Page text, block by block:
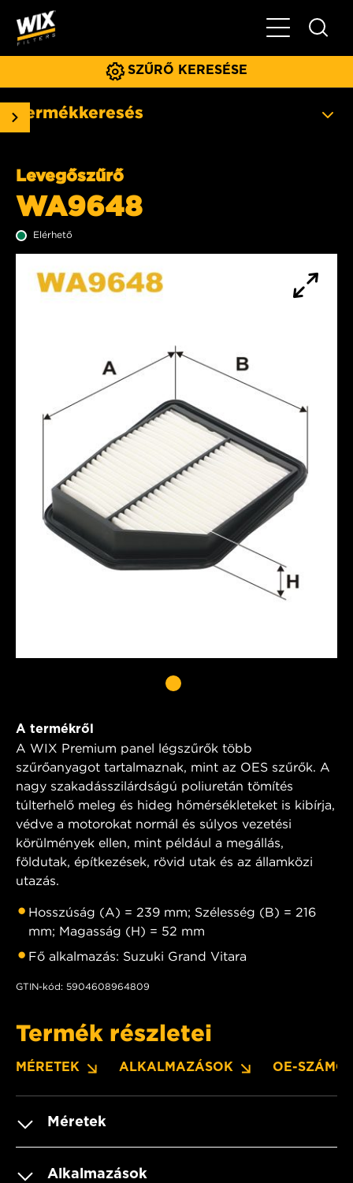
Főmenü
SZŰRŐ KERESÉSE
Termékkeresés
Levegőszűrő
WA9648
Elérhető
A termékről
A WIX Premium panel légszűrők több
szűrőanyagot tartalmaznak, mint az OES szűrők. A
nagy szakadásszilárdságú poliuretán tömítés
túlterhelő meleg és hideg hőmérsékleteket is kibírja,
védve a motorokat normál és súlyos vezetési
körülmények ellen, mint például a megállás,
földutak, építkezések, rövid utak és az államközi
utazás.
Hosszúság (A) = 239 mm; Szélesség (B) = 216
mm; Magasság (H) = 52 mm
Fő alkalmazás: Suzuki Grand Vitara
GTIN-kód: 5904608964809
Termék részletei
MÉRETEK ALKALMAZÁSOK OE-
Méretek
Alkalmazások